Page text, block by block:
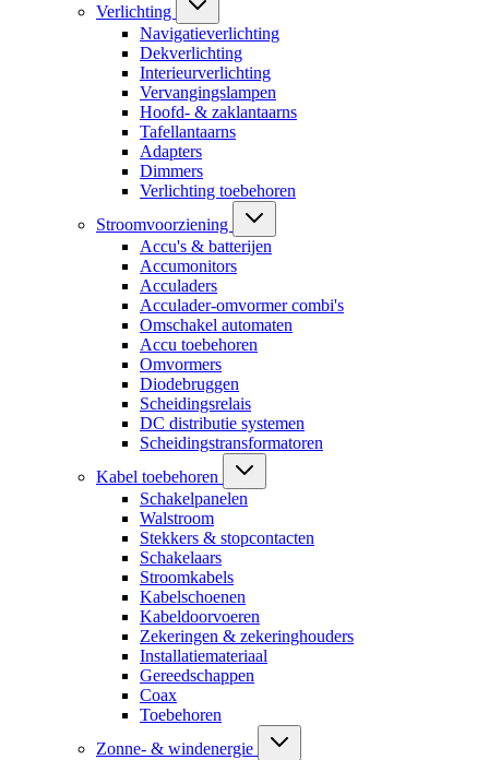
Verlichting
Navigatieverlichting
Dekverlichting
Interieurverlichting
Vervangingslampen
Hoofd- & zaklantaarns
Tafellantaarns
Adapters
Dimmers
Verlichting toebehoren
Stroomvoorziening
Accu's & batterijen
Accumonitors
Acculaders
Acculader-omvormer combi's
Omschakel automaten
Accu toebehoren
Omvormers
Diodebruggen
Scheidingsrelais
DC distributie systemen
Scheidingstransformatoren
Kabel toebehoren
Schakelpanelen
Walstroom
Stekkers & stopcontacten
Schakelaars
Stroomkabels
Kabelschoenen
Kabeldoorvoeren
Zekeringen & zekeringhouders
Installatiemateriaal
Gereedschappen
Coax
Toebehoren
Zonne- & windenergie